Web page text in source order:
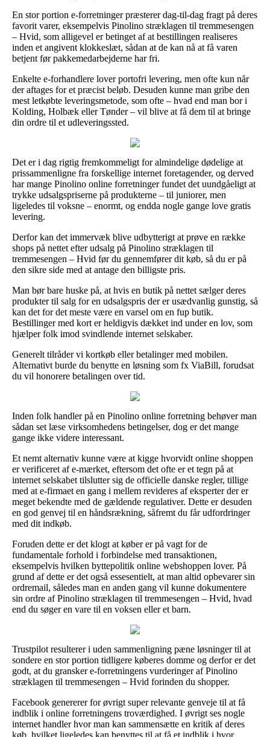
En stor portion e-forretninger præsterer dag-til-dag fragt på deres
favorit varer, eksempelvis Pinolino stræklagen til tremmesengen
– Hvid, som alligevel er betinget af at bestillingen realiseres
inden et angivent klokkeslæt, sådan at de kan nå at få varen
betjent før pakkemedarbejderne har fri.
Enkelte e-forhandlere lover portofri levering, men ofte kun når
der aftages for et præcist beløb. Desuden kunne man gribe den
mest letkøbte leveringsmetode, som ofte – hvad end man bor i
Kolding, Holbæk eller Tønder – vil blive at få dem til at bringe
din ordre til et udleveringssted.
Det er i dag rigtig fremkommeligt for almindelige dødelige at
prissammenligne fra forskellige internet foretagender, og derved
har mange Pinolino online forretninger fundet det uundgåeligt at
trykke udsalgspriserne på produkterne – til juniorer, men
ligeledes til voksne – enormt, og endda nogle gange love gratis
levering.
Derfor kan det immervæk blive udbytterigt at prøve en række
shops på nettet efter udsalg på Pinolino stræklagen til
tremmesengen – Hvid før du gennemfører dit køb, så du er på
den sikre side med at antage den billigste pris.
Man bør bare huske på, at hvis en butik på nettet sælger deres
produkter til salg for en udsalgspris der er usædvanlig gunstig, så
kan det for det meste være en varsel om en fup butik.
Bestillinger med kort er heldigvis dækket ind under en lov, som
hjælper folk imod svindlende internet selskaber.
Generelt tilråder vi kortkøb eller betalinger med mobilen.
Alternativt burde du benytte en løsning som fx ViaBill, forudsat
du vil honorere betalingen over tid.
Inden folk handler på en Pinolino online forretning behøver man
sådan set læse virksomhedens betingelser, dog er det mange
gange ikke videre interessant.
Et nemt alternativ kunne være at kigge hvorvidt online shoppen
er verificeret af e-mærket, eftersom det ofte er et tegn på at
internet selskabet tilslutter sig de officielle danske regler, tillige
med at e-firmaet en gang i mellem revideres af eksperter der er
meget bekendte med de gældende regulativer. Dette er desuden
en god genvej til en håndsrækning, såfremt du får udfordringer
med dit indkøb.
Foruden dette er det klogt at køber er på vagt for de
fundamentale forhold i forbindelse med transaktionen,
eksempelvis hvilken byttepolitik online webshoppen lover. På
grund af dette er det også essesentielt, at man altid opbevarer sin
ordremail, således man en anden gang vil kunne dokumentere
sin ordre af Pinolino stræklagen til tremmesengen – Hvid, hvad
end du søger en vare til en voksen eller et barn.
Trustpilot resulterer i uden sammenligning pæne løsninger til at
sondere en stor portion tidligere køberes domme og derfor er det
godt, at du gransker e-forretningens vurderinger af Pinolino
stræklagen til tremmesengen – Hvid forinden du shopper.
Facebook genererer for øvrigt super relevante genveje til at få
indblik i online forretningens troværdighed. I øvrigt ses nogle
internet handler hvor man kan sammensætte en kritik af deres
køb, hvilket ligeledes kan benyttes til at få et indblik i hvor